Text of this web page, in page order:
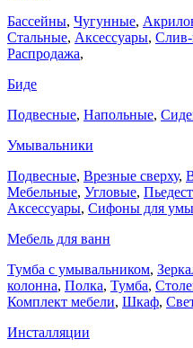
Бассейны, Чугунные,
Стальные, Аксессуары, Слив-
Распродажа,
Биде
Подвесные, Напольные,
Умывальники
Подвесные, Врезные сверху,
Мебельные, Угловые,
Аксессуары, Сифоны для
Мебель для ванн
Тумба с умывальником,
колонна, Полка, Тумба,
Комплект мебели, Шкаф,
Инсталляции